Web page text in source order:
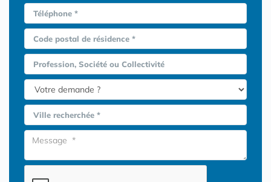
Téléphone *
Code postal de résidence *
Profession, Société ou Collectivité
Ville recherchée *